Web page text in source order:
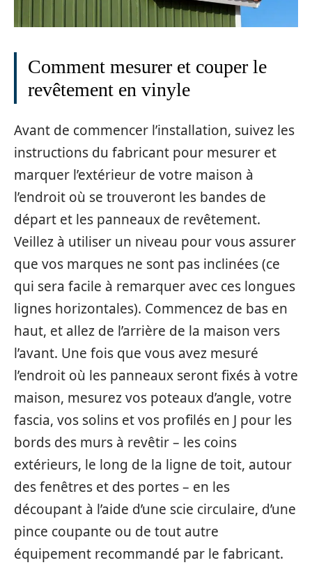
Comment mesurer et couper le
revêtement en vinyle
Avant de commencer l’installation, suivez les
instructions du fabricant pour mesurer et
marquer l’extérieur de votre maison à
l’endroit où se trouveront les bandes de
départ et les panneaux de revêtement.
Veillez à utiliser un niveau pour vous assurer
que vos marques ne sont pas inclinées (ce
qui sera facile à remarquer avec ces longues
lignes horizontales). Commencez de bas en
haut, et allez de l’arrière de la maison vers
l’avant. Une fois que vous avez mesuré
l’endroit où les panneaux seront fixés à votre
maison, mesurez vos poteaux d’angle, votre
fascia, vos solins et vos profilés en J pour les
bords des murs à revêtir – les coins
extérieurs, le long de la ligne de toit, autour
des fenêtres et des portes – en les
découpant à l’aide d’une scie circulaire, d’une
pince coupante ou de tout autre
équipement recommandé par le fabricant.